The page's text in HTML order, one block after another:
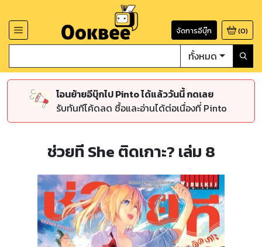
จัดการอีบุ๊ก (0)
ทั้งหมด
โอนย้ายอีบุ๊กไป Pinto ได้แล้ววันนี้ กดเลย
รับทันทีโค้ดลด ซื้อและอ่านได้ต่อเนื่องที่ Pinto
ช่วยที She ติดเกาะ? เล่ม 8